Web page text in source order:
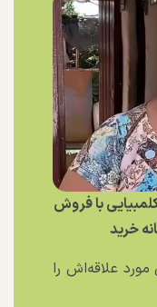
زن ۶۷ ساله کلمبیایی با فروش
خرید
مورد علاقه‌اش را